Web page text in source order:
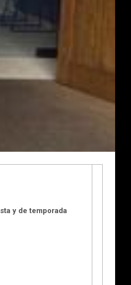
y de temporada